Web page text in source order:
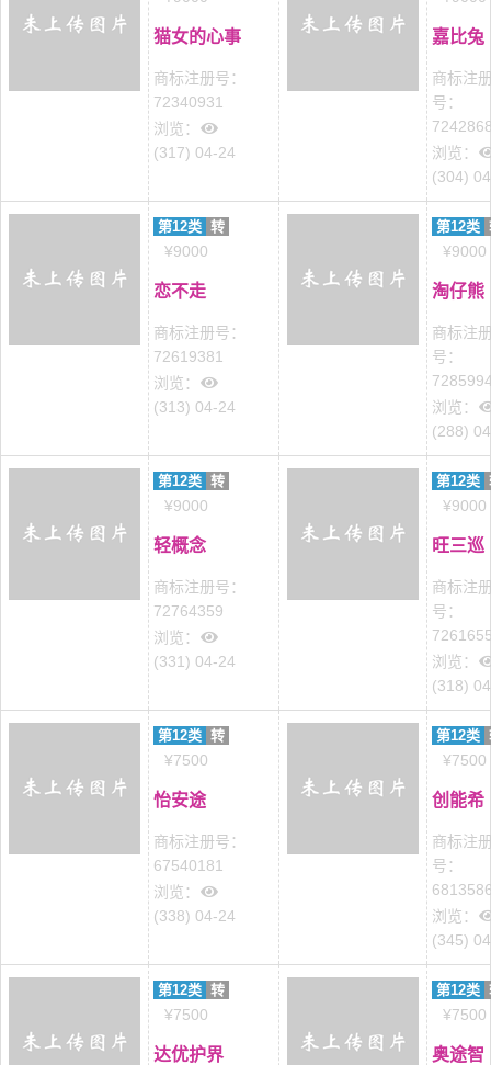
猫女的心事
商标注册号：
72340931
浏览：
(317) 04-24
嘉比兔
商标注
号：
浏览：
(304)
第12类 转
¥9000
恋不走
商标注册号：
72619381
浏览：
(313) 04-24
第12类
¥9000
淘仔熊
商标注
号：
浏览：
(288)
第12类 转
¥9000
轻概念
商标注册号：
72764359
浏览：
(331) 04-24
第12类
¥9000
旺三巡
商标注
号：
浏览：
(318)
第12类 转
¥7500
怡安途
商标注册号：
67540181
浏览：
(338) 04-24
第12类
¥7500
创能希
商标注
号：
浏览：
(345)
第12类 转
¥7500
达优护界
第12类
¥7500
奥途智